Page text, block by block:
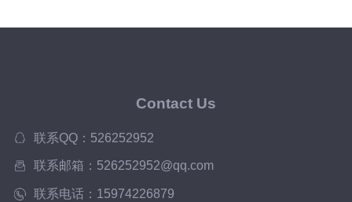
Contact Us
联系QQ：526252952
联系邮箱：526252952@qq.com
联系电话：15974226879